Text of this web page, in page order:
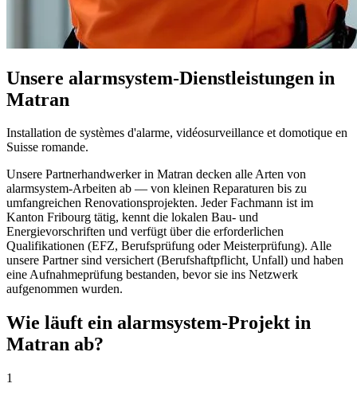
Unsere alarmsystem-Dienstleistungen in
Matran
Installation de systèmes d'alarme, vidéosurveillance et domotique en
Suisse romande.
Unsere Partnerhandwerker in Matran decken alle Arten von
alarmsystem-Arbeiten ab — von kleinen Reparaturen bis zu
umfangreichen Renovationsprojekten. Jeder Fachmann ist im
Kanton Fribourg tätig, kennt die lokalen Bau- und
Energievorschriften und verfügt über die erforderlichen
Qualifikationen (EFZ, Berufsprüfung oder Meisterprüfung). Alle
unsere Partner sind versichert (Berufshaftpflicht, Unfall) und haben
eine Aufnahmeprüfung bestanden, bevor sie ins Netzwerk
aufgenommen wurden.
Wie läuft ein alarmsystem-Projekt in
Matran ab?
1